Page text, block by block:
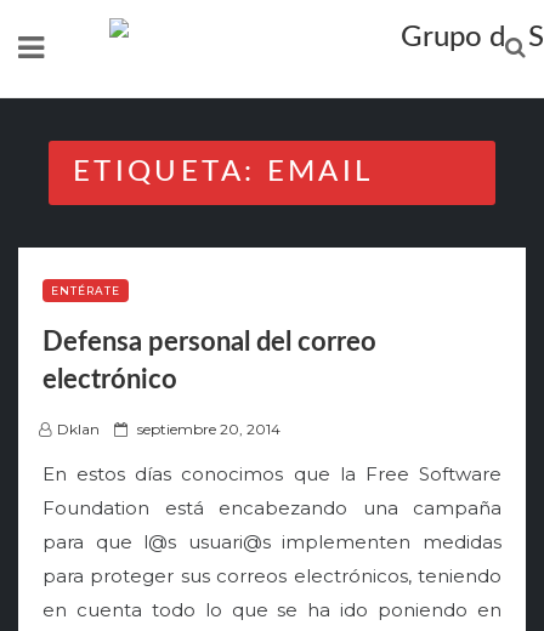
ETIQUETA: EMAIL
ENTÉRATE
Defensa personal del correo
electrónico
Dklan
P
t
e
d
o
septiembre 20, 2014
En estos días conocimos que la Free Software
Foundation está encabezando una campaña
para que l@s usuari@s implementen medidas
para proteger sus correos electrónicos, teniendo
en cuenta todo lo que se ha ido poniendo en